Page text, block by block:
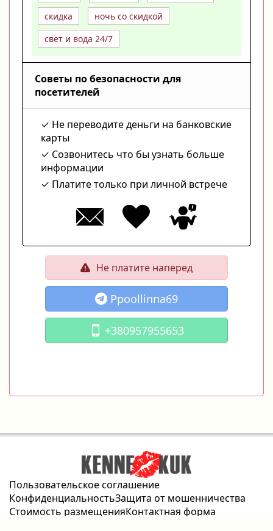
скидка
ночь со скидкой
свет и вода 24/7
Советы по безопасности для
посетителей
Не переводите деньги на банковские
карты
Созвонитесь что бы узнать больше
информации
Платите только при личной встрече
Не платите наперед
Ppoollinna69
+380957955653
Пользовательское соглашение
КонфиденциальностьЗащита от мошенничества
Стоимость размещенияКонтактная форма